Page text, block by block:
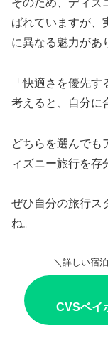
そのため、ディズ
ばれていますが、
に異なる魅力があ
「快適さを優先
考えると、自分に
どちらを選んでも
ィズニー旅行を存
ぜひ自分の旅行ス
ね。
＼詳しい宿
CVSベイ